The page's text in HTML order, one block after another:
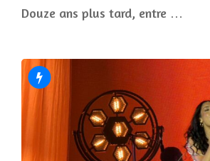
Douze ans plus tard, entre …